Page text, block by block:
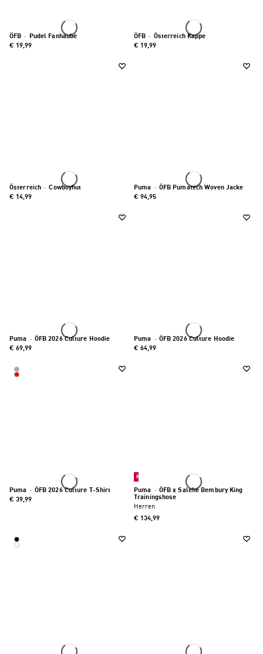
ÖFB · Pudel Fanhaube
€ 19,99
ÖFB · Österreich Kappe
€ 19,99
Österreich · Cowboyhut
€ 14,99
Puma · ÖFB Pumatech Woven Jacke
€ 94,95
Puma · ÖFB 2026 Culture Hoodie
€ 69,99
Puma · ÖFB 2026 Culture Hoodie
€ 64,99
Puma · ÖFB 2026 Culture T-Shirt
€ 39,99
Neu
Puma · ÖFB x Salehe Bembury King
Trainingshose
Herren
€ 134,99